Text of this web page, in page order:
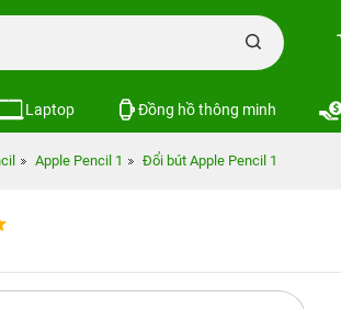
Laptop Đồng hồ thông minh
Apple Pencil 1 Đổi bút Apple Pencil 1